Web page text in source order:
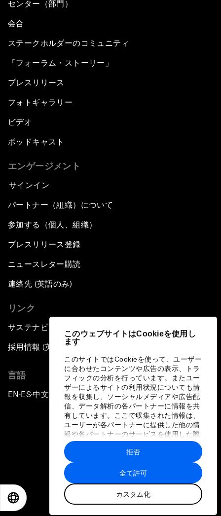
このウェブサイトはCookieを使用し
ます
このサイトではCookieを使って、ユーザー
に合わせたコンテンツや広告の表示、トラ
フィックの分析を行っています。またユー
ザーによるサイトの利用状況についても情
報を収集し、ソーシャルメディアや広告配
信、データ解析の各パートナーに情報を共
有しています。ここで収集された情報は、
ユーザーが各パートナーに提供した他の情
報や各パートナーのサービスを使用した際
に収集された情報と組み合わされ、各パー
トナーによって使用されることがありま
す。
全て許可
カスタム化
拒否
センター（部門）
会合
ステークホルダーのコミュニティ
「フォーラム・ストーリー」
プレスリリース
フォトギャラリー
ビデオ
ポッドキャスト
エンゲージメント
サインイン
パートナー（組織）について
参加する（個人、組織）
プレスリリース登録
ニュースレター購読
連絡先 (英語のみ)
リンク
サステナビリティへの取り組み
採用情報 (英語のみ)
言語
EN ▪ES▪中文▪ 日本語
プライバシーポリシーと利用規約
サイトマップ
©
世界経済フォーラム